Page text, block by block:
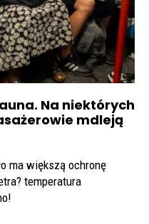
Na niektórych
mdleją
ma większą ochronę
temperatura